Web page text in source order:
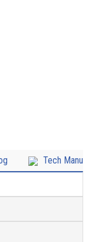
Tech Manual